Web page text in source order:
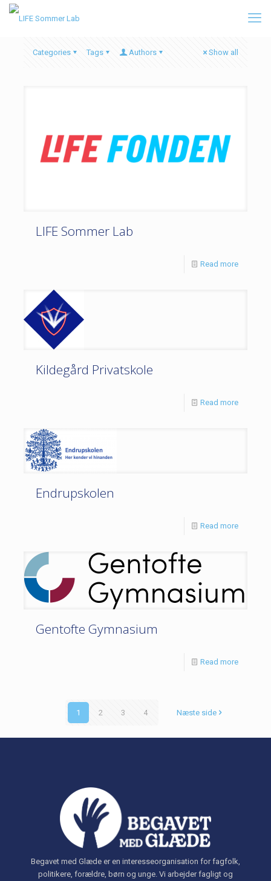
Categories Tags Authors Show all
LIFE Sommer Lab
Read more
Kildegård Privatskole
Read more
Endrupskolen
Read more
Gentofte Gymnasium
Read more
1 2 3 4 Næste side
Begavet med Glæde er en interesseorganisation for fagfolk,
politikere, forældre, børn og unge. Vi arbejder fagligt og